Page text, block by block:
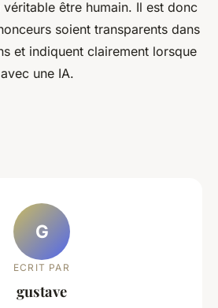
être humain. Il est donc
soient transparents dans
et indiquent clairement lorsque
une IA.
G
ECRIT PAR
gustave